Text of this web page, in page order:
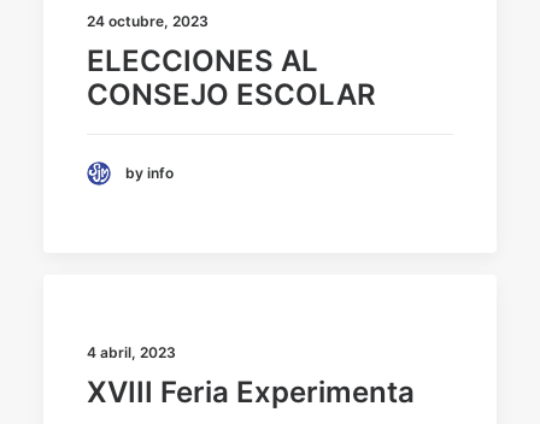
24 octubre, 2023
ELECCIONES AL
CONSEJO ESCOLAR
by info
4 abril, 2023
XVIII Feria Experimenta